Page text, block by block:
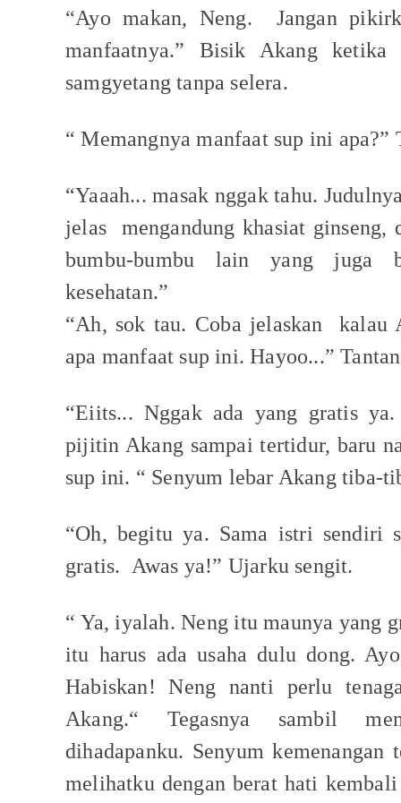
“Ayo makan, Neng.
Jangan
manfaatnya.” Bisik Akang ketika
samgyetang tanpa selera.
“ Memangnya manfaat sup ini apa?”
“Yaaah... masak nggak tahu.
jelas
mengandung khasiat
bumbu-bumbu lain yang juga
kesehatan.”
“Ah, sok tau. Coba jelaskan
kalau
apa manfaat sup ini. Hayoo...”
“Eiits... Nggak ada yang gratis ya.
pijitin Akang sampai tertidur, baru
sup ini. “ Senyum lebar Akang tiba-
“Oh, begitu ya. Sama istri sendiri
gratis. Awas ya!” Ujarku sengit.
“ Ya, iyalah. Neng itu maunya yang
itu harus ada usaha dulu dong.
Habiskan! Neng nanti perlu
Akang.“ Tegasnya sambil
dihadapanku. Senyum
melihatku dengan berat hati